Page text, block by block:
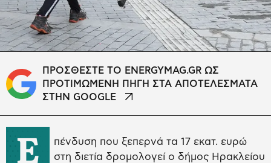
ΠΡΟΣΘΕΣΤΕ ΤΟ ENERGYMAG.GR ΩΣ
ΠΡΟΤΙΜΩΜΕΝΗ ΠΗΓΗ ΣΤΑ ΑΠΟΤΕΛΕΣΜΑΤΑ
ΣΤΗΝ GOOGLE
Ε
πένδυση που ξεπερνά τα 17 εκατ. ευρώ
στη διετία δρομολογεί ο δήμος Ηρακλείου